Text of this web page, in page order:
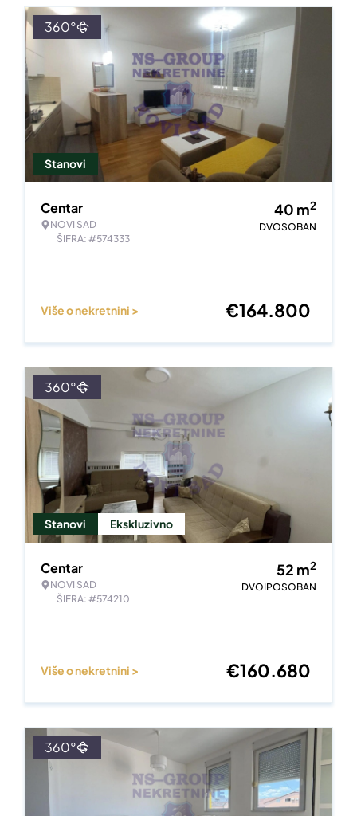
Stanovi
360°
Centar
NOVI SAD
ŠIFRA: #574333
40 m2
DVOSOBAN
Više o nekretnini > €164.800
Stanovi Ekskluzivno
360°
Centar
NOVI SAD
ŠIFRA: #574210
52 m2
DVOIPOSOBAN
Više o nekretnini > €160.680
360°